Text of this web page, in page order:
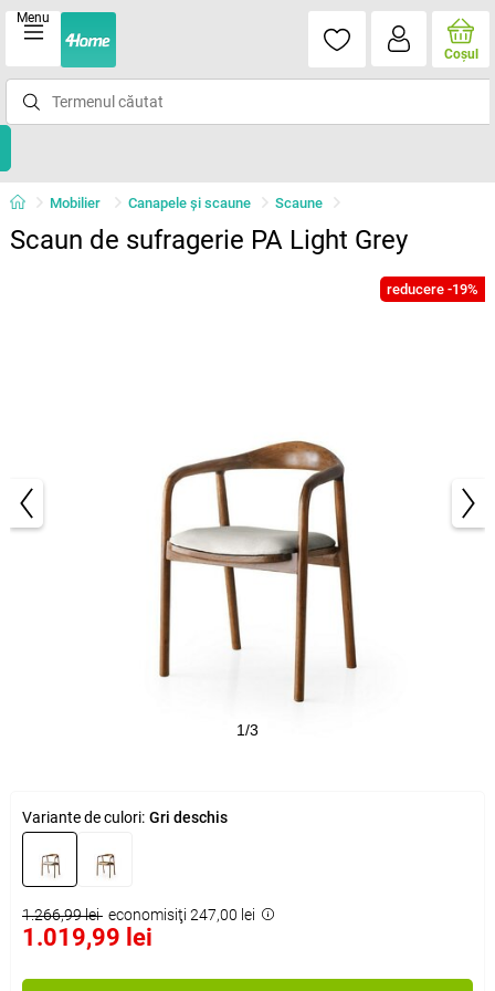
Menu
Coşul
Mobilier Canapele și scaune Scaune
Scaun de sufragerie PA Light Grey
reducere -19%
1/3
Variante de culori: Gri deschis
1.266,99 lei economisiţi 247,00 lei
1.019,99 lei